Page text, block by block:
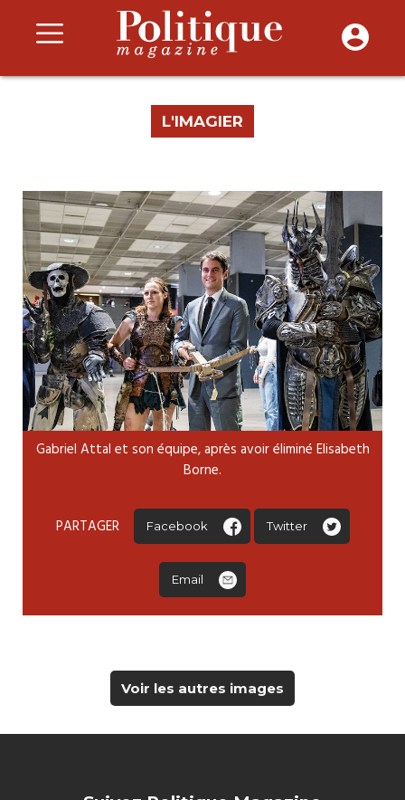
L'IMAGIER
Gabriel Attal et son équipe, après avoir éliminé Elisabeth
Borne.
PARTAGER Facebook Twitter
Email
Voir les autres images